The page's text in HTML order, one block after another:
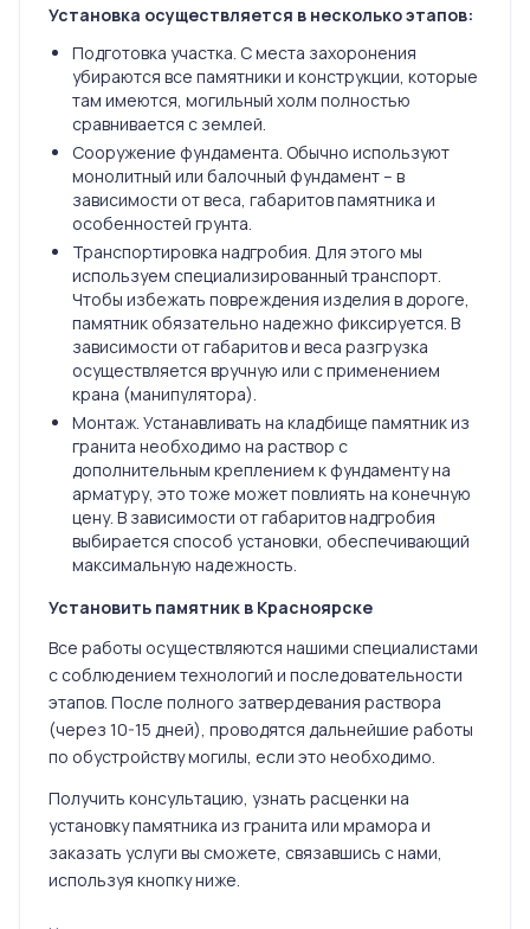
Установка осуществляется в несколько этапов:
Подготовка участка. С места захоронения
убираются все памятники и конструкции, которые
там имеются, могильный холм полностью
сравнивается с землей.
Сооружение фундамента. Обычно используют
монолитный или балочный фундамент – в
зависимости от веса, габаритов памятника и
особенностей грунта.
Транспортировка надгробия. Для этого мы
используем специализированный транспорт.
Чтобы избежать повреждения изделия в дороге,
памятник обязательно надежно фиксируется. В
зависимости от габаритов и веса разгрузка
осуществляется вручную или с применением
крана (манипулятора).
Монтаж. Устанавливать на кладбище памятник из
гранита необходимо на раствор с
дополнительным креплением к фундаменту на
арматуру, это тоже может повлиять на конечную
цену. В зависимости от габаритов надгробия
выбирается способ установки, обеспечивающий
максимальную надежность.
Установить памятник в Красноярске
Все работы осуществляются нашими специалистами
с соблюдением технологий и последовательности
этапов. После полного затвердевания раствора
(через 10-15 дней), проводятся дальнейшие работы
по обустройству могилы, если это необходимо.
Получить консультацию, узнать расценки на
установку памятника из гранита или мрамора и
заказать услуги вы сможете, связавшись с нами,
используя кнопку ниже.